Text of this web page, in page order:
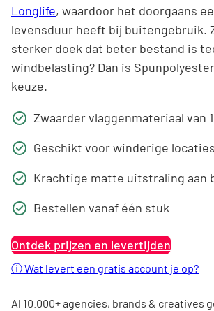
Longlife, waardoor het doorgaans
levensduur heeft bij buitengebruik.
sterker doek dat beter bestand is
windbelasting? Dan is
keuze.
Zwaarder vlaggenmateriaal van
Geschikt voor winderige locaties
Krachtige matte uitstraling aan
Bestellen vanaf één stuk
Ontdek prijzen en levertijden
ⓘWat levert een gratis account je op?
Al 10.000+ agencies, brands & creatives